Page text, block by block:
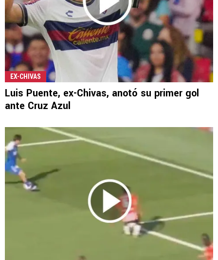
EX-CHIVAS
Luis Puente, ex-Chivas, anotó su primer gol
ante Cruz Azul